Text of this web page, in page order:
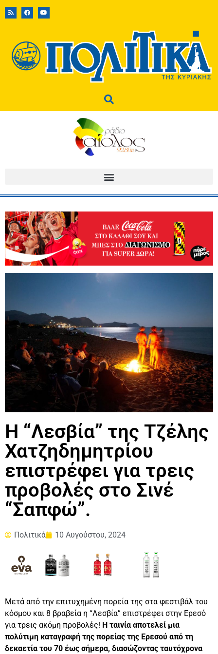
H “Λεσβία” της Τζέλης
Χατζηδημητρίου
επιστρέφει για τρεις
προβολές στο Σινέ
“Σαπφώ”.
Πολιτικά 10 Αυγούστου, 2024
Μετά από την επιτυχημένη πορεία της στα φεστιβάλ του
κόσμου και 8 βραβεία η “Λεσβία” επιστρέφει στην Ερεσό
για τρεις ακόμη προβολές! Η ταινία αποτελεί μια
πολύτιμη καταγραφή της πορείας της Ερεσού από τη
δεκαετία του 70 έως σήμερα, διασώζοντας ταυτόχρονα